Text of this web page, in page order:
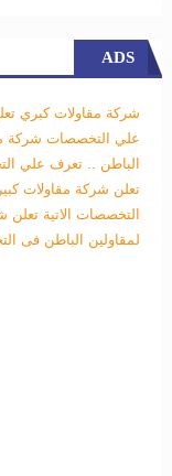
ADS
شركة مقاولات كبري
علي التخصصات شركة
الباطن .. تعرف علي
تعلن شركة مقاولات
التخصصات الاتية تعلن
لمقاولين الباطن فى